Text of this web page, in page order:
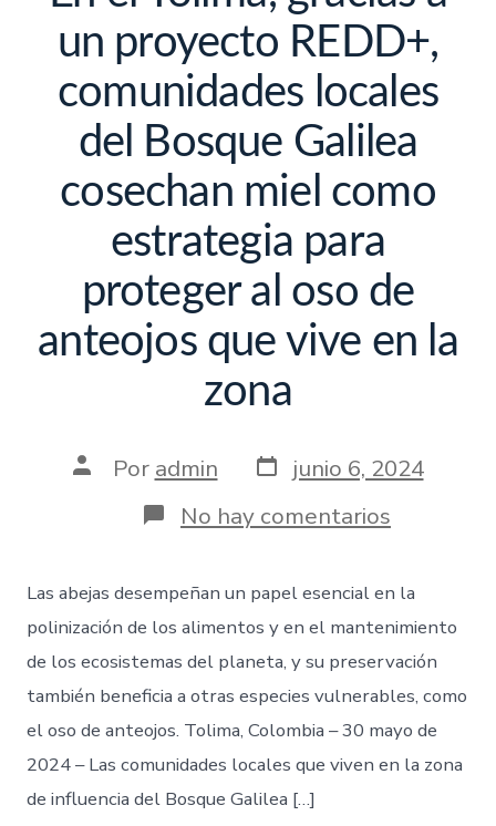
un proyecto REDD+,
comunidades locales
del Bosque Galilea
cosechan miel como
estrategia para
proteger al oso de
anteojos que vive en la
zona
Por admin
junio 6, 2024
No hay comentarios
Las abejas desempeñan un papel esencial en la
polinización de los alimentos y en el mantenimiento
de los ecosistemas del planeta, y su preservación
también beneficia a otras especies vulnerables, como
el oso de anteojos. Tolima, Colombia – 30 mayo de
2024 – Las comunidades locales que viven en la zona
de influencia del Bosque Galilea […]